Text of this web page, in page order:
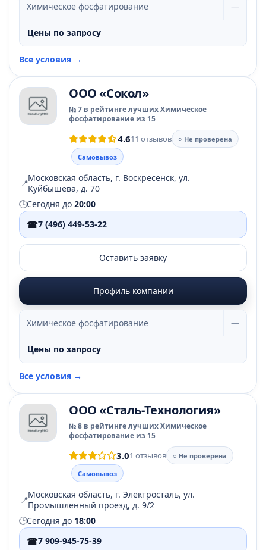
Химическое фосфатирование —
Цены по запросу
Все условия →
ООО «Сокол»
№ 7 в рейтинге лучших Химическое
фосфатирование из 15
4.611 отзывов
○ Не проверена
Самовывоз
📍Московская область, г. Воскресенск, ул.
Куйбышева, д. 70
🕒Сегодня до 20:00
☎7 (496) 449-53-22
Оставить заявку
Профиль компании
Химическое фосфатирование —
Цены по запросу
Все условия →
ООО «Сталь-Технология»
№ 8 в рейтинге лучших Химическое
фосфатирование из 15
3.01 отзывов
○ Не проверена
Самовывоз
📍Московская область, г. Электросталь, ул.
Промышленный проезд, д. 9/2
🕒Сегодня до 18:00
☎7 909-945-75-39